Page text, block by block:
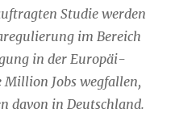
Studie werden
im Bereich
in der Euro­päi­
Million Jobs wegfallen,
davon in Deutschland.